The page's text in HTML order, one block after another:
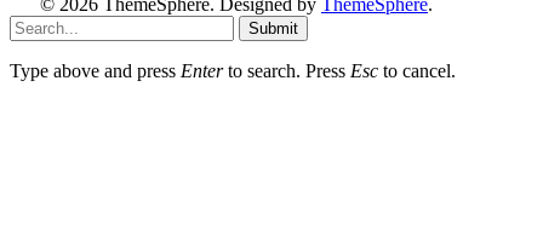
Submit
Type above and press Enterto search. Press Esc to cancel.